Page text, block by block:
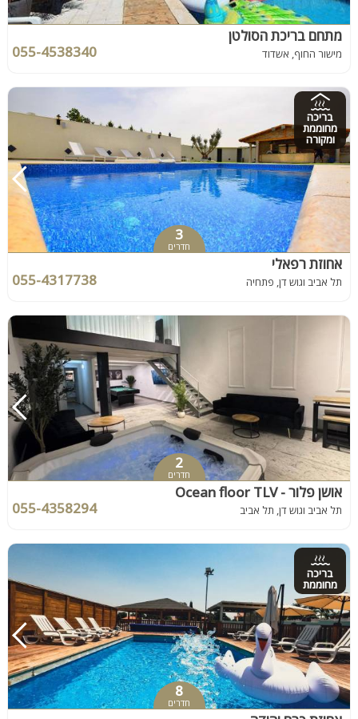
מתחם בריכת הסולטן
מישור החוף, אשדוד 055-4538340
בריכה
מחוממת
ומקורה
3
חדרים
אחוזת רפאלי
תל אביב וגוש דן, פתחיה 055-4317738
2
חדרים
אושן פלור - Ocean floor TLV
תל אביב וגוש דן, תל אביב 055-4358294
בריכה
מחוממת
8
חדרים